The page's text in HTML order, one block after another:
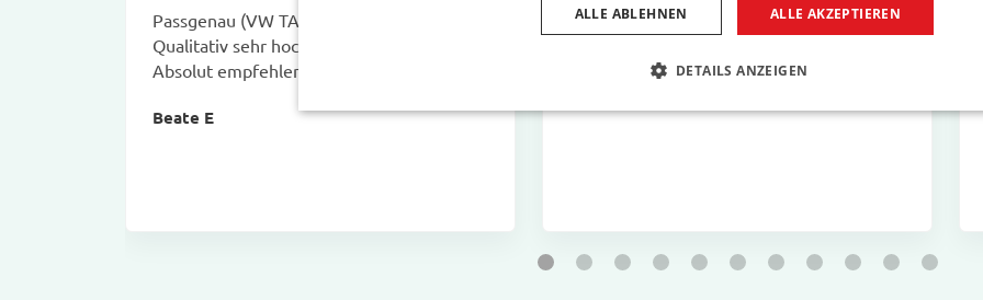
Passgenau (VW TAYRON)
Qualitativ sehr hochwertig
Absolut empfehlenswert
Beate E
Gute Verarbeitung, gute Qualität, schnelle
ALLE AKZEPTIEREN
ALLE ABLEHNEN
DETAILS ANZEIGEN